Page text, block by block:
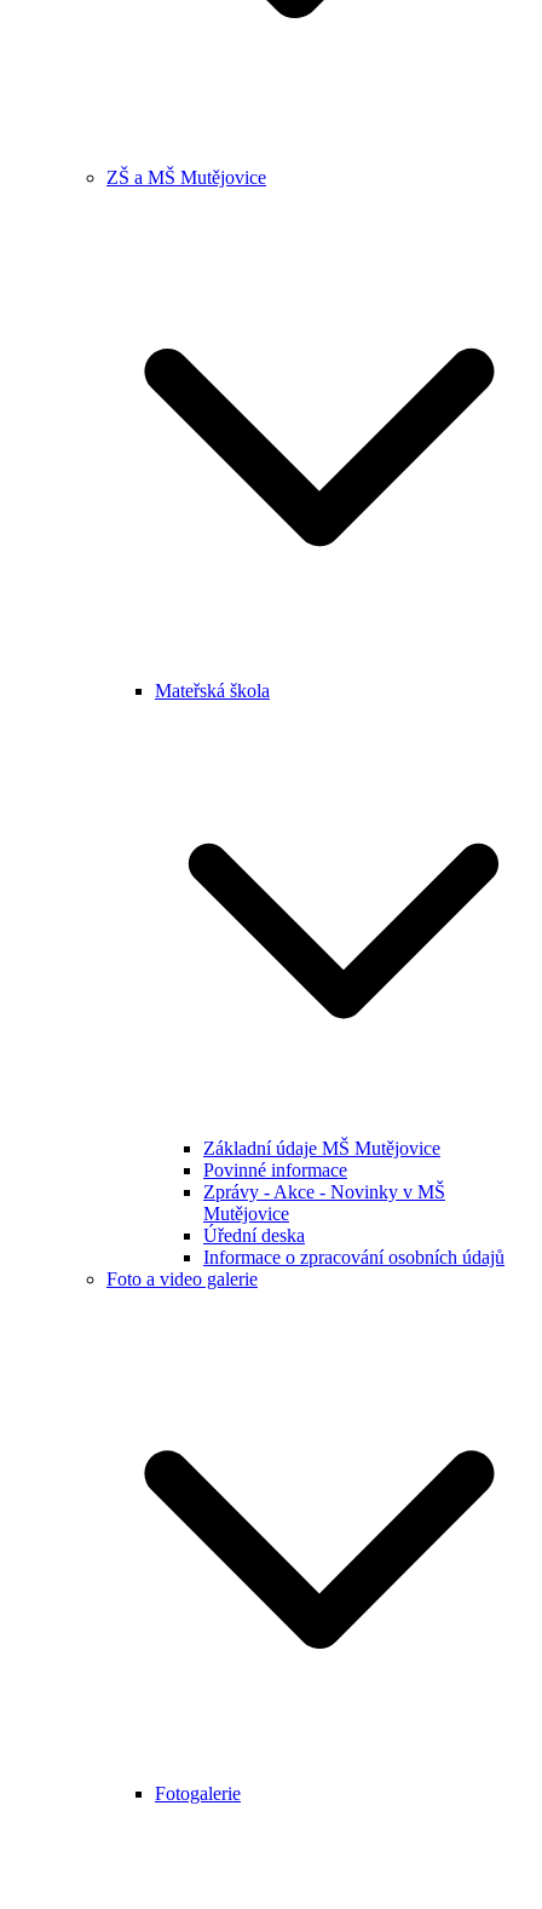
ZŠ a MŠ Mutějovice
Mateřská škola
Základní údaje MŠ Mutějovice
Povinné informace
Zprávy - Akce - Novinky v MŠ
Mutějovice
Úřední deska
Informace o zpracování osobních údajů
Foto a video galerie
Fotogalerie